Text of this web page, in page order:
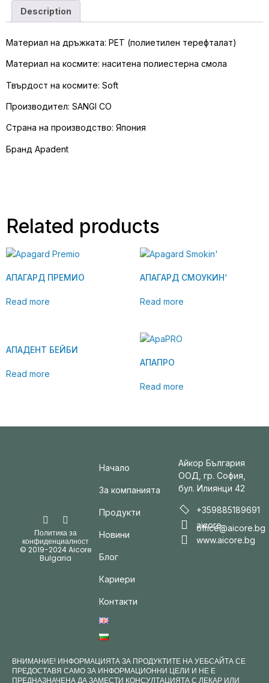
Description
Материал на дръжката: PET (полиетилен терефталат)
Материал на космите: наситена полиестерна смола
Твърдост на космите: Soft
Производител: SANGI CO
Страна на производство: Япония
Бранд Apadent
Related products
АПАГАРД ПРЕМИО
Read more
АПАГАРД СМОУКИН‘
Read more
АПАДЕНТ БЕЙБИ
Read more
АПАПРО
Read more
Политика за
конфиденциалност
© 2019-2024 Aicore
Bulgaria
Начало
За компанията
Продукти
Новини
Блог
Кариери
Контакти
Айкор България
ООД, гр. София,
бул. Илиянци 42
+359885189691
aicore-
office@aicore.bg
www.aicore.bg
ВНИМАНИЕ! ИНФОРМАЦИЯТА ЗА ПРОДУКТИТЕ НА УЕБСАЙТА СЕ
ПРЕДОСТАВЯ САМО ЗА ИНФОРМАЦИОННИ ЦЕЛИ И НЕ Е
ПРЕДНАЗНАЧЕНА ДА ЗАМЕСТИ КОНСУЛТАЦИЯТА С ЛЕКАР ИЛИ